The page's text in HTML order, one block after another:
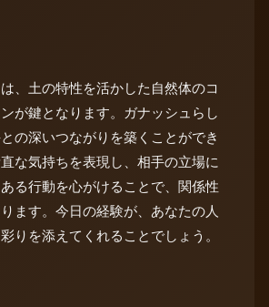
、土の特性を活かした自然体のコ
が鍵となります。ガナッシュらし
の深いつながりを築くことができ
な気持ちを表現し、相手の立場に
る行動を心がけることで、関係性
ます。今日の経験が、あなたの人
りを添えてくれることでしょう。